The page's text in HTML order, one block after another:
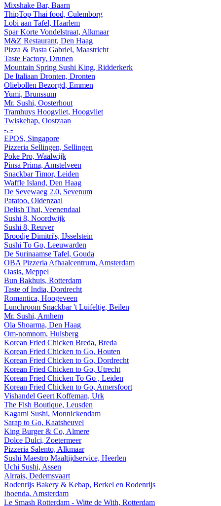
Mixshake Bar, Baarn
ThipTop Thai food, Culemborg
Lobi aan Tafel, Haarlem
Spar Korte Vondelstraat, Alkmaar
M&Z Restaurant, Den Haag
Pizza & Pasta Gabriel, Maastricht
Taste Factory, Drunen
Mountain Spring Sushi King, Ridderkerk
De Italiaan Dronten, Dronten
Oliebollen Bezorgd, Emmen
Yumi, Brunssum
Mr. Sushi, Oosterhout
Tramhuys Hoogvliet, Hoogvliet
Twiskehap, Oostzaan
-, -
EPOS, Singapore
Pizzeria Sellingen, Sellingen
Poke Pro, Waalwijk
Pinsa Prima, Amstelveen
Snackbar Timor, Leiden
Waffle Island, Den Haag
De Sevewaeg 2.0, Sevenum
Patatoo, Oldenzaal
Delish Thai, Veenendaal
Sushi 8, Noordwijk
Sushi 8, Reuver
Broodje Dimitri's, IJsselstein
Sushi To Go, Leeuwarden
De Surinaamse Tafel, Gouda
OBA Pizzeria Afhaalcentrum, Amsterdam
Oasis, Meppel
Bun Bakhuis, Rotterdam
Taste of India, Dordrecht
Romantica, Hoogeveen
Lunchroom Snackbar 't Luifeltje, Beilen
Mr. Sushi, Arnhem
Ola Shoarma, Den Haag
Om-nomnom, Hulsberg
Korean Fried Chicken Breda, Breda
Korean Fried Chicken to Go, Houten
Korean Fried Chicken to Go, Dordrecht
Korean Fried Chicken to Go, Utrecht
Korean Fried Chicken To Go , Leiden
Korean Fried Chicken to Go, Amersfoort
Vishandel Geert Koffeman, Urk
The Fish Boutique, Leusden
Kagami Sushi, Monnickendam
Sarap to Go, Kaatsheuvel
King Burger & Co, Almere
Dolce Dulci, Zoetermeer
Pizzeria Salento, Alkmaar
Sushi Maestro Maaltijdservice, Heerlen
Uchi Sushi, Assen
Alrrais, Dedemsvaart
Rodenrijs Bakery & Kebap, Berkel en Rodenrijs
Iboenda, Amsterdam
Le Smash Rotterdam - Witte de With, Rotterdam